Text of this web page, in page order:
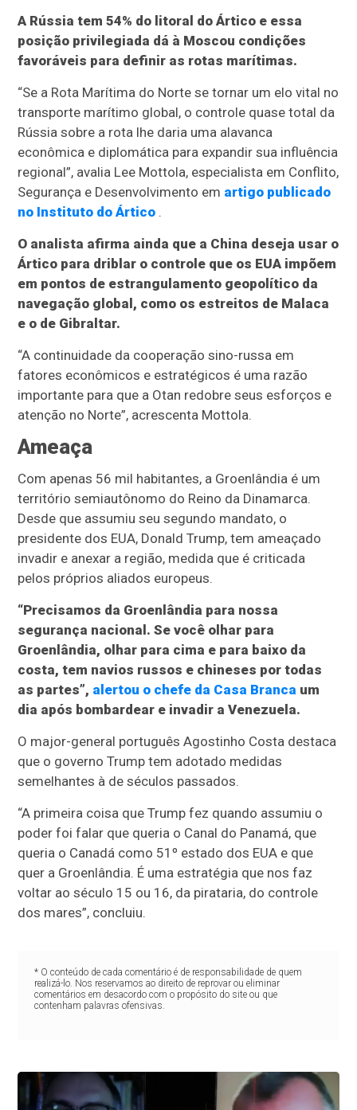
A Rússia tem 54% do litoral do Ártico e essa
posição privilegiada dá à Moscou condições
favoráveis para definir as rotas marítimas.
“Se a Rota Marítima do Norte se tornar um elo vital no
transporte marítimo global, o controle quase total da
Rússia sobre a rota lhe daria uma alavanca
econômica e diplomática para expandir sua influência
regional”, avalia Lee Mottola, especialista em Conflito,
Segurança e Desenvolvimento em artigo publicado
no Instituto do Ártico .
O analista afirma ainda que a China deseja usar o
Ártico para driblar o controle que os EUA impõem
em pontos de estrangulamento geopolítico da
navegação global, como os estreitos de Malaca
e o de Gibraltar.
“A continuidade da cooperação sino-russa em
fatores econômicos e estratégicos é uma razão
importante para que a Otan redobre seus esforços e
atenção no Norte”, acrescenta Mottola.
Ameaça
Com apenas 56 mil habitantes, a Groenlândia é um
território semiautônomo do Reino da Dinamarca.
Desde que assumiu seu segundo mandato, o
presidente dos EUA, Donald Trump, tem ameaçado
invadir e anexar a região, medida que é criticada
pelos próprios aliados europeus.
“Precisamos da Groenlândia para nossa
segurança nacional. Se você olhar para
Groenlândia, olhar para cima e para baixo da
costa, tem navios russos e chineses por todas
as partes”, alertou o chefe da Casa Branca um
dia após bombardear e invadir a Venezuela.
O major-general português Agostinho Costa destaca
que o governo Trump tem adotado medidas
semelhantes à de séculos passados.
“A primeira coisa que Trump fez quando assumiu o
poder foi falar que queria o Canal do Panamá, que
queria o Canadá como 51º estado dos EUA e que
quer a Groenlândia. É uma estratégia que nos faz
voltar ao século 15 ou 16, da pirataria, do controle
dos mares”, concluiu.
* O conteúdo de cada comentário é de responsabilidade de quem
realizá-lo. Nos reservamos ao direito de reprovar ou eliminar
comentários em desacordo com o propósito do site ou que
contenham palavras ofensivas.